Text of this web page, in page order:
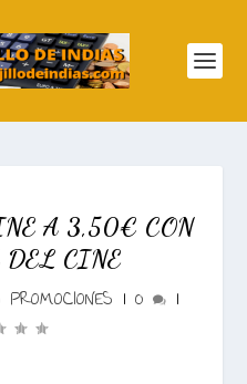
A 3,50€ CON
CINE
| 0 |